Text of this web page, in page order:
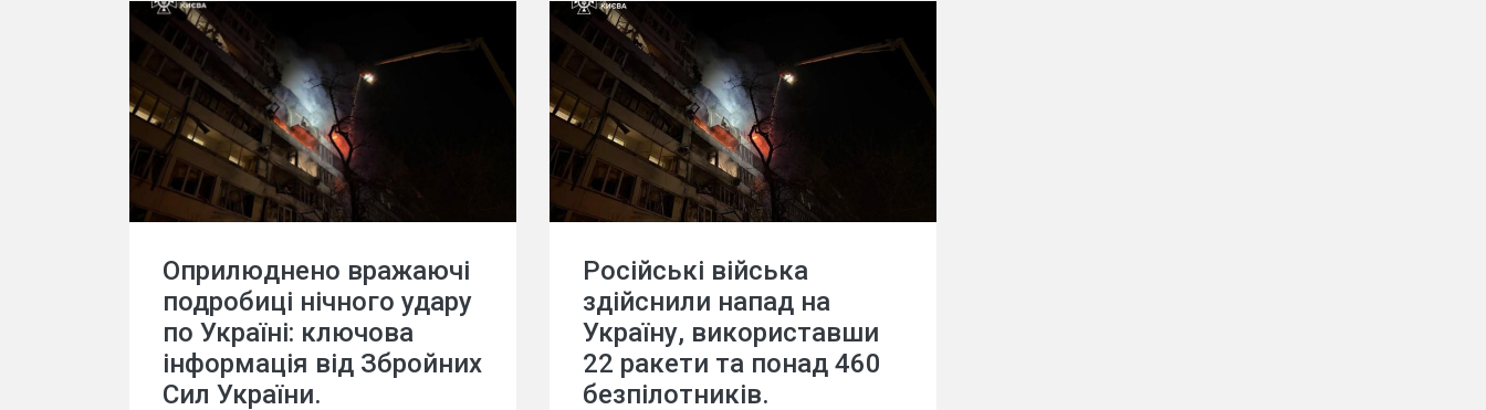
Оприлюднено вражаючі
подробиці нічного удару
по Україні: ключова
інформація від Збройних
Сил України.
Російські війська
здійснили напад на
Україну, використавши
22 ракети та понад 460
безпілотників.